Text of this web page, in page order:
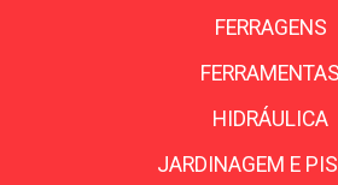
FERRAGENS
FERRAMENTAS
HIDRÁULICA
JARDINAGEM E